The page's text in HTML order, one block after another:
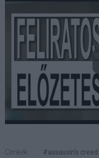
Címkék: #assassin's creed